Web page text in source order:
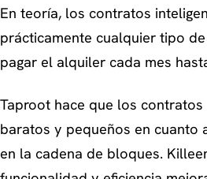
En teoría, los contratos
prácticamente cualquier tipo
pagar el alquiler cada mes
Taproot hace que los contratos
baratos y pequeños en cuanto
en la cadena de bloques.